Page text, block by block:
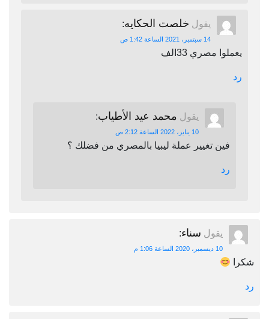
يقول خلصت الحكايه:
14 سبتمبر، 2021 الساعة 1:42 ص
يعملوا مصري 33الف
رد
يقول محمد عيد الأطياب:
10 يناير، 2022 الساعة 2:12 ص
فين تغيير عملة ليبيا بالمصري من فضلك ؟
رد
يقول سناء:
10 ديسمبر، 2020 الساعة 1:06 م
شكرا
رد